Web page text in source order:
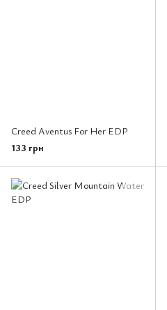
Creed Aventus For Her EDP
133 грн